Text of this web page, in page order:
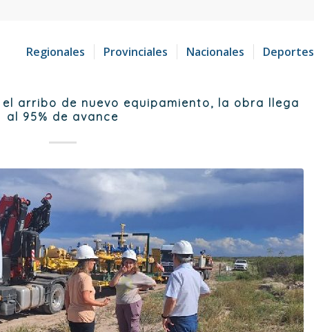
Regionales Provinciales Nacionales Deportes
arribo de nuevo equipamiento, la obra llega
al 95% de avance